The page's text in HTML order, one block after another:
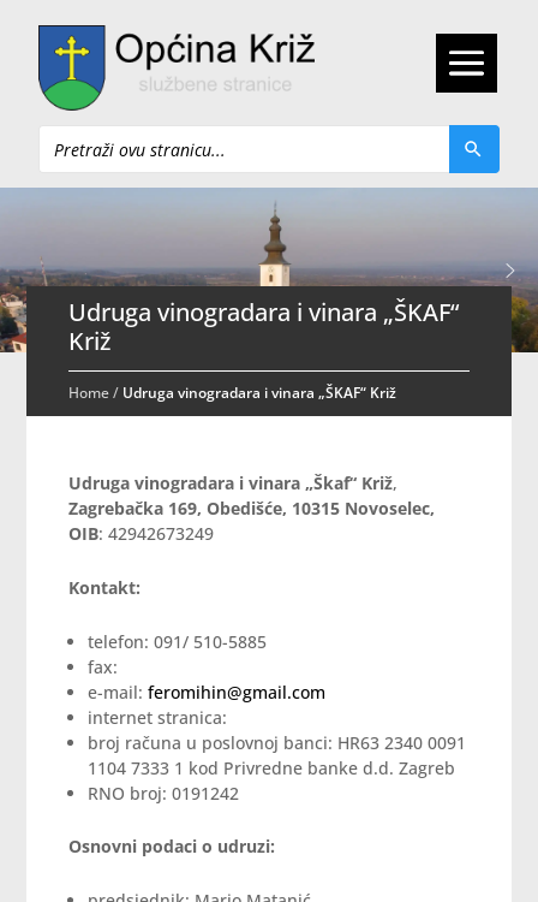
Pretraži
Udruga vinogradara i vinara „ŠKAF“
Križ
Home/ Udruga vinogradara i vinara „ŠKAF“ Križ
Udruga vinogradara i vinara „Škaf“ Križ,
Zagrebačka 169, Obedišće, 10315 Novoselec,
OIB: 42942673249
Kontakt:
telefon: 091/ 510-5885
fax:
e-mail:feromihin@gmail.com
internet stranica:
broj računa u poslovnoj banci: HR63 2340 0091
1104 7333 1 kod Privredne banke d.d. Zagreb
RNO broj: 0191242
Osnovni podaci o udruzi: